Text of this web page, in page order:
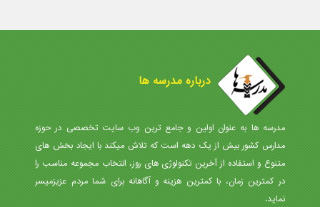
درباره مدرسه ها
مدرسه ها به عنوان اولین و جامع ترین وب سایت تخصصی در حوزه
مدارس کشور بیش از یک دهه است که تلاش میکند با ایجاد بخش های
متنوع و استفاده از آخرین تکنولوژی های روز، انتخاب مجموعه مناسب را
در کمترین زمان، با کمترین هزینه و آگاهانه برای شما مردم عزیزمیسر
نماید.